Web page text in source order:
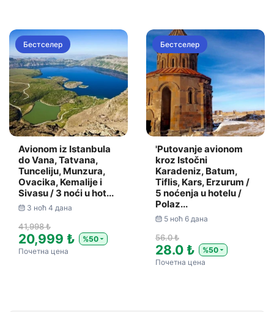
Бестселер
Avionom iz Istanbula
do Vana, Tatvana,
Tunceliju, Munzura,
Ovacika, Kemalije i
Sivasu / 3 noći u hot...
3 ноћ 4 дана
41,998 ₺
20,999 ₺
%50
Почетна цена
Бестселер
'Putovanje avionom
kroz Istočni
Karadeniz, Batum,
Tiflis, Kars, Erzurum /
5 noćenja u hotelu /
Polaz...
5 ноћ 6 дана
56.0 ₺
28.0 ₺
%50
Почетна цена